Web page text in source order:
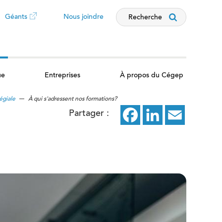
Recherche
Géants
dans
Nous joindre
Entreprises À propos du Cégep
À qui s'adressent nos formations?
Partager : Facebook
ce
dans
nouvel
LinkedIn
ce
dans
un
nouvelnouvel